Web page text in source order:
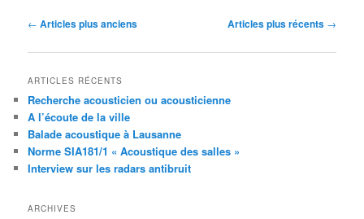
Navigation
articles
← Articles plus anciens Articles plus récents →
ARTICLES RÉCENTS
Recherche acousticien ou acousticienne
A l’écoute de la ville
Balade acoustique à Lausanne
Norme SIA181/1 « Acoustique des salles »
Interview sur les radars antibruit
ARCHIVES